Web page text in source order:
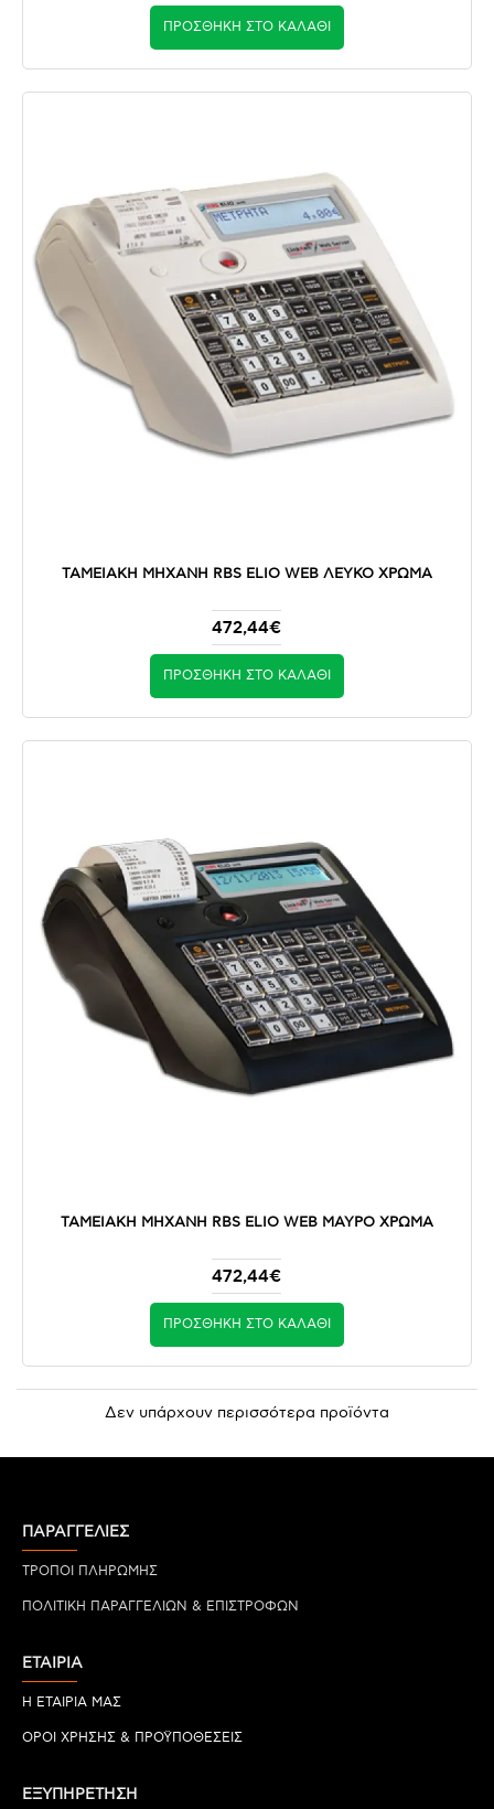
ΠΡΟΣΘΉΚΗ ΣΤΟ ΚΑΛΆΘΙ
ΤΑΜΕΙΑΚΗ ΜΗΧΑΝΗ RBS ELIO WEB ΛΕΥΚΟ ΧΡΩΜΑ
472,44€
ΠΡΟΣΘΉΚΗ ΣΤΟ ΚΑΛΆΘΙ
ΤΑΜΕΙΑΚΗ ΜΗΧΑΝΗ RBS ELIO WEB ΜΑΥΡΟ ΧΡΩΜΑ
472,44€
ΠΡΟΣΘΉΚΗ ΣΤΟ ΚΑΛΆΘΙ
Δεν υπάρχουν περισσότερα προϊόντα
ΠΑΡΑΓΓΕΛΙΕΣ
ΤΡΟΠΟΙ ΠΛΗΡΩΜΗΣ
ΠΟΛΙΤΙΚΗ ΠΑΡΑΓΓΕΛΙΩΝ & ΕΠΙΣΤΡΟΦΩΝ
ΕΤΑΙΡΙΑ
Η ΕΤΑΙΡΙΑ ΜΑΣ
ΟΡΟΙ ΧΡΗΣΗΣ & ΠΡΟΫΠΟΘΕΣΕΙΣ
ΕΞΥΠΗΡΕΤΗΣΗ